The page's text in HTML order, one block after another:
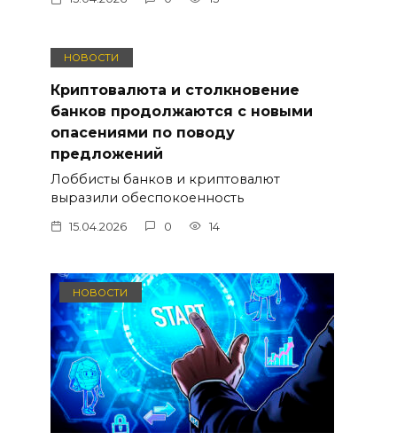
НОВОСТИ
Криптовалюта и столкновение
банков продолжаются с новыми
опасениями по поводу
предложений
Лоббисты банков и криптовалют
выразили обеспокоенность
15.04.2026 0 14
НОВОСТИ